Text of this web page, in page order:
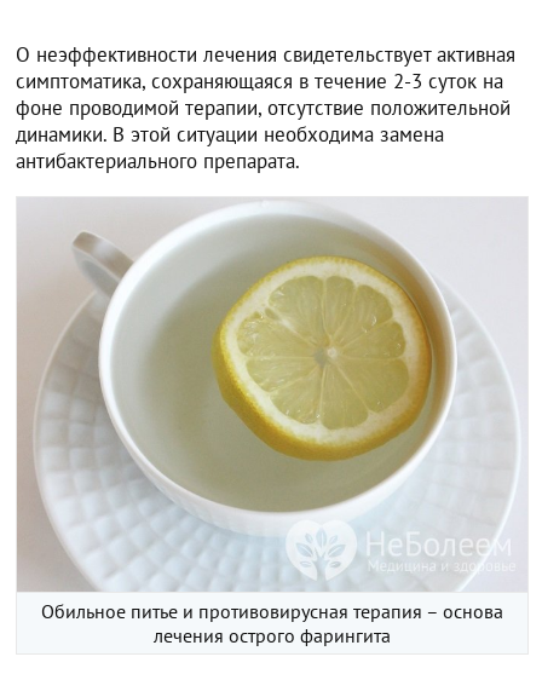
О неэффективности лечения свидетельствует активная
симптоматика, сохраняющаяся в течение 2-3 суток на
фоне проводимой терапии, отсутствие положительной
динамики. В этой ситуации необходима замена
антибактериального препарата.
Обильное питье и противовирусная терапия – основа
лечения острого фарингита